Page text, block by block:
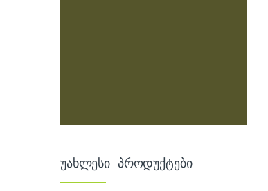
უახლესი პროდუქტები